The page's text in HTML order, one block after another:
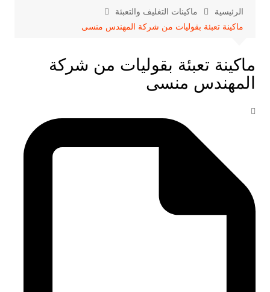
الرئيسية
ماكينات التغليف والتعبئة
ماكينة تعبئة بقوليات من شركة المهندس منسى
ماكينة تعبئة بقوليات من شركة
المهندس منسى